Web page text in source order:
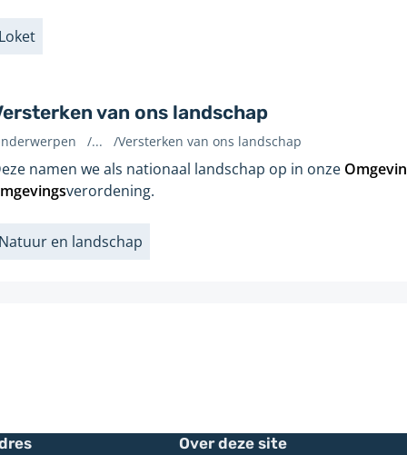
Labels
Loket
van ons landschap
/... /Versterken van ons landschap
namen we als nationaal landschap op in onze
verordening.
Labels
Natuur en landschap
Over deze site